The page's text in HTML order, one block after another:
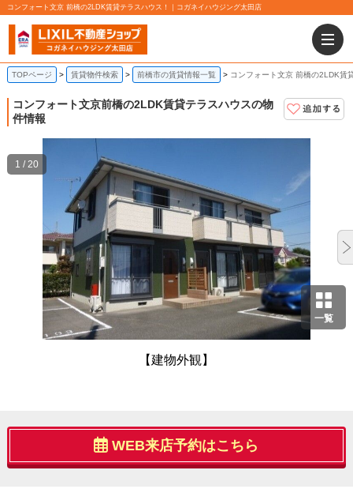
コンフォート文京 前橋の2LDK賃貸テラスハウス！｜コガネイハウジング太田店
TOPページ 賃貸物件検索 前橋市の賃貸情報一覧 コンフォート文京 前橋の2LDK賃
コンフォート文京前橋の2LDK賃貸テラスハウスの物
件情報
一覧
【建物外観】
1 / 20
WEB来店予約はこちら